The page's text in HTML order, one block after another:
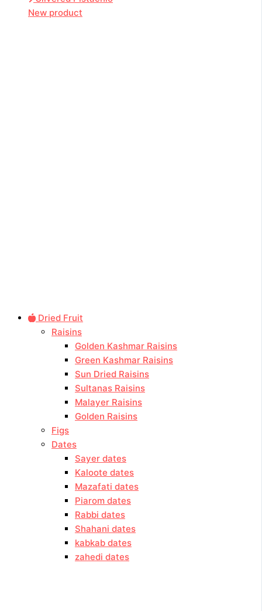
New product
Dried Fruit
Raisins
Golden Kashmar Raisins
Green Kashmar Raisins
Sun Dried Raisins
Sultanas Raisins
Malayer Raisins
Golden Raisins
Figs
Dates
Sayer dates
Kaloote dates
Mazafati dates
Piarom dates
Rabbi dates
Shahani dates
kabkab dates
zahedi dates